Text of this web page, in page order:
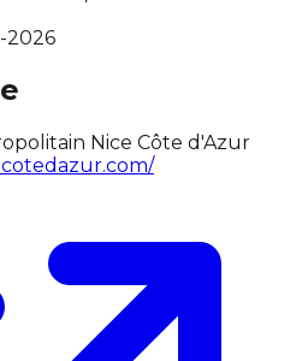
2026
Nice Côte d'Azur